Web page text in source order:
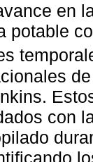
en
potable
con